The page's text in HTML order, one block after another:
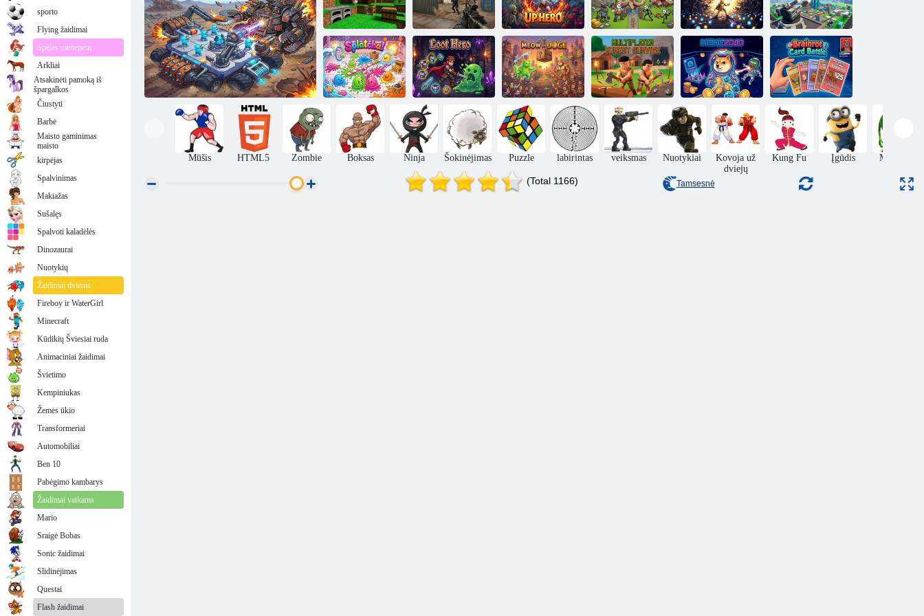
Kraftokratija Karinis streikas
Aukštyn
Herojus
Lovų karai Suryaveer
Skyline Siege
City oro gynyba
Splatcha! Loot Hero Miau prieš Doge
Kelių žaidėjų
Forest Survive
Memevo. io
„Brainrot“ kortų
mūšis
Mūšis HTML5 Zombie Boksas Ninja Šokinėjimas Puzzle labirintas veiksmas Nuotykiai
Kovoja už
dviejų
Kung Fu Įgūdis Monstrai
(Total 1166) Tamsesnė
sporto
Flying žaidimai
Spēles meitenēm
Arkliai
Atsakinėti pamoką iš
špargalkos
Čiustyti
Barbė
Maisto gaminimas
maisto
kirpėjas
Spalvinimas
Makiažas
Sušalęs
Spalvoti kaladėlės
Dinozaurai
Nuotykių
Žaidimai dviems
Fireboy ir WaterGirl
Minecraft
Kūdikių Šviesiai ruda
Animaciniai žaidimai
Švietimo
Kempiniukas
Žemės ūkio
Transformeriai
Automobiliai
Ben 10
Pabėgimo kambarys
Žaidimai vaikams
Mario
Sraigė Bobas
Sonic žaidimai
Slidinėjimas
Questai
Flash žaidimai